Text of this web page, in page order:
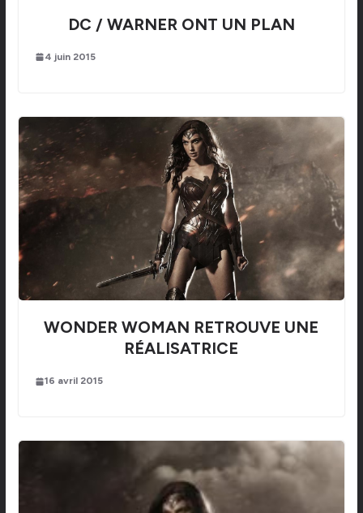
DC / WARNER ONT UN PLAN
4 juin 2015
WONDER WOMAN RETROUVE UNE
RÉALISATRICE
16 avril 2015